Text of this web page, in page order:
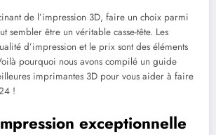
de l’impression 3D, faire un choix parmi
sembler être un véritable casse-tête. Les
d’impression et le prix sont des éléments
pourquoi nous avons compilé un guide
imprimantes 3D pour vous aider à faire
!
exceptionnelle